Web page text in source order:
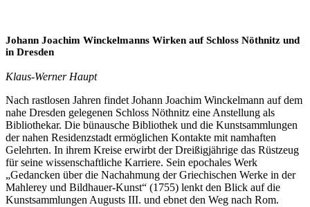
Johann Joachim Winckelmanns Wirken auf Schloss Nöthnitz und
in Dresden
Klaus-Werner Haupt
Nach rastlosen Jahren findet Johann Joachim Winckelmann auf dem
nahe Dresden gelegenen Schloss Nöthnitz eine Anstellung als
Bibliothekar. Die bünausche Bibliothek und die Kunstsammlungen
der nahen Residenzstadt ermöglichen Kontakte mit namhaften
Gelehrten. In ihrem Kreise erwirbt der Dreißigjährige das Rüstzeug
für seine wissenschaftliche Karriere. Sein epochales Werk
„Gedancken über die Nachahmung der Griechischen Werke in der
Mahlerey und Bildhauer-Kunst“ (1755) lenkt den Blick auf die
Kunstsammlungen Augusts III. und ebnet den Weg nach Rom.